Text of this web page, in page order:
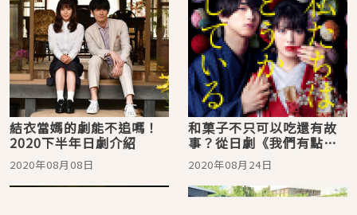
結衣當媽的劇能不追嗎！
2020下半年日劇介紹
2020年08月08日
和菓子不只可以吃還有故
事？從日劇《我們有點不
對勁》認識「菓銘」
2020年08月24日